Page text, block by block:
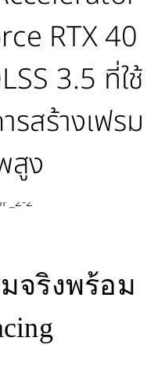
RTX 40
3.5 ที่ใช้
รสร้างเฟรม
ง
จริงพร้อม